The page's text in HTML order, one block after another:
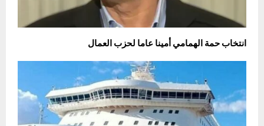
انتخاب حمة الهمامي أمينا عاما لحزب العمال